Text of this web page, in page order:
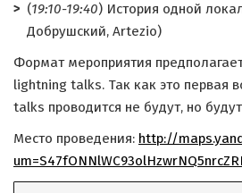
(19:10-19:40) История одной
Добрушский, Artezio)
Формат мероприятия
lightning talks. Так как это первая
talks проводится не будут, но
Место проведения: http://